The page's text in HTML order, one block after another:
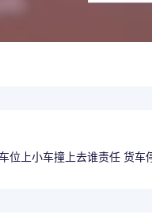
位上小车撞上去谁责任 货车